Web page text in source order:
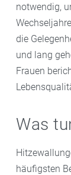
notwendig,
die
und lang
Frauen
Was
häufigsten